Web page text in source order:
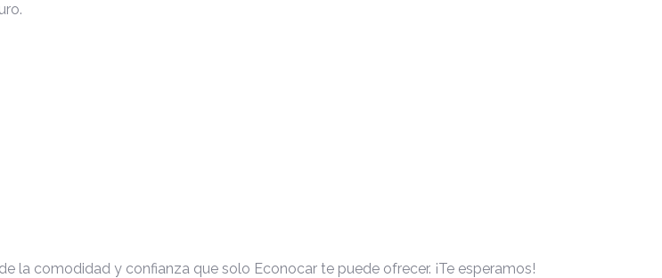
la comodidad y confianza que solo Econocar te puede ofrecer. ¡Te esperamos!